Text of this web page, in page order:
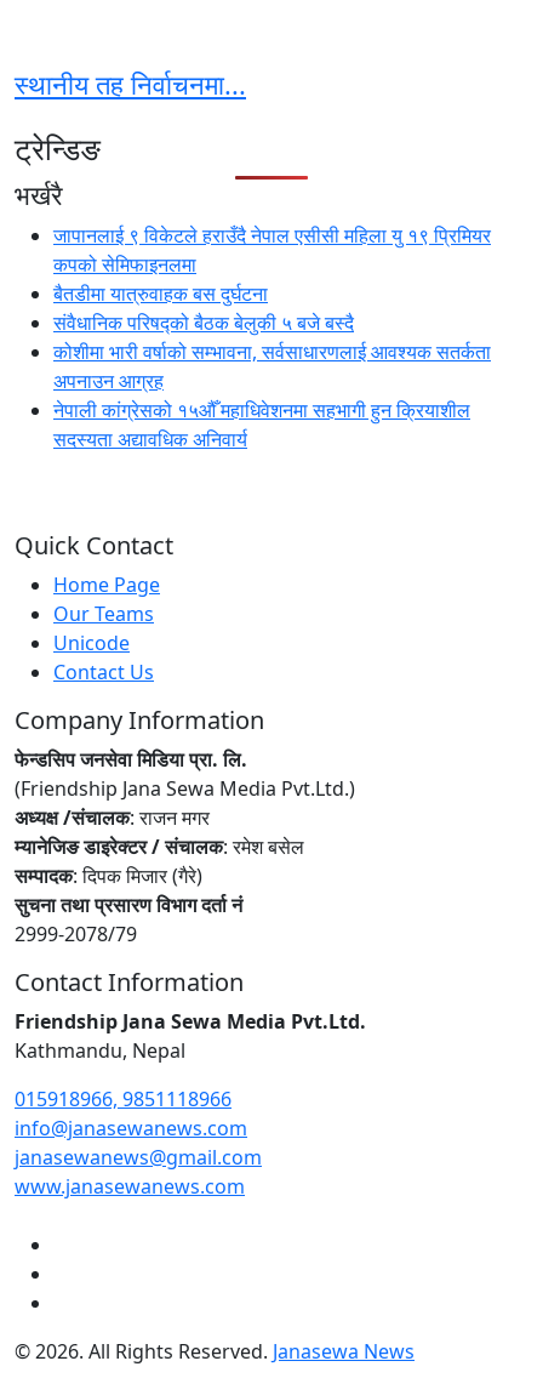
स्थानीय तह निर्वाचनमा...
ट्रेन्डिङ
भर्खरै
जापानलाई ९ विकेटले हराउँदै नेपाल एसीसी महिला यु १९ प्रिमियर
कपको सेमिफाइनलमा
बैतडीमा यात्रुवाहक बस दुर्घटना
संवैधानिक परिषद्को बैठक बेलुकी ५ बजे बस्दै
कोशीमा भारी वर्षाको सम्भावना, सर्वसाधारणलाई आवश्यक सतर्कता
अपनाउन आग्रह
नेपाली कांग्रेसको १५औँ महाधिवेशनमा सहभागी हुन क्रियाशील
सदस्यता अद्यावधिक अनिवार्य
Quick Contact
Home Page
Our Teams
Unicode
Contact Us
Company Information
फेन्डसिप जनसेवा मिडिया प्रा. लि.
(Friendship Jana Sewa Media Pvt.Ltd.)
अध्यक्ष /संचालक: राजन मगर
म्यानेजिङ डाइरेक्टर / संचालक: रमेश बसेल
सम्पादक: दिपक मिजार (गैरे)
सुचना तथा प्रसारण विभाग दर्ता नं
2999-2078/79
Contact Information
Friendship Jana Sewa Media Pvt.Ltd.
Kathmandu, Nepal
015918966, 9851118966
info@janasewanews.com
janasewanews@gmail.com
www.janasewanews.com
© 2026. All Rights Reserved. Janasewa News